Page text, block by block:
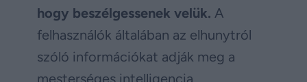
hogy beszélgessenek velük. A
felhasználók általában az elhunytról
szóló információkat adják meg a
mesterséges intelligencia